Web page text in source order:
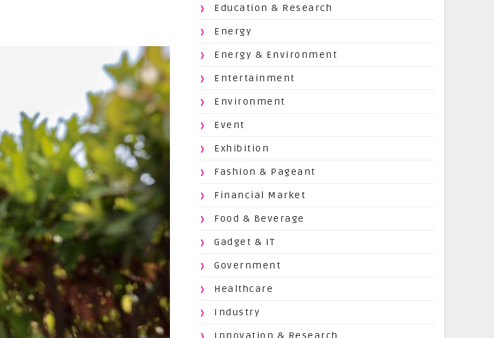
Education & Research
Energy
Energy & Environment
Entertainment
Environment
Event
Exhibition
Fashion & Pageant
Financial Market
Food & Beverage
Gadget & IT
Government
Healthcare
Industry